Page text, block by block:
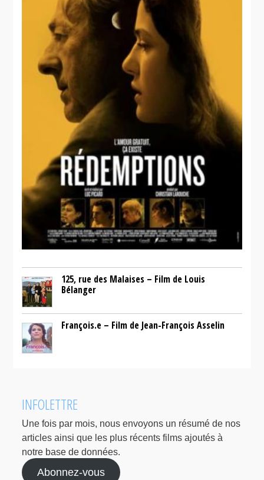
125, rue des Malaises – Film de Louis
Bélanger
François.e – Film de Jean-François Asselin
INFOLETTRE
Une fois par mois, nous envoyons un résumé de nos
articles ainsi que les plus récents films ajoutés à
notre base de données.
Abonnez-vous